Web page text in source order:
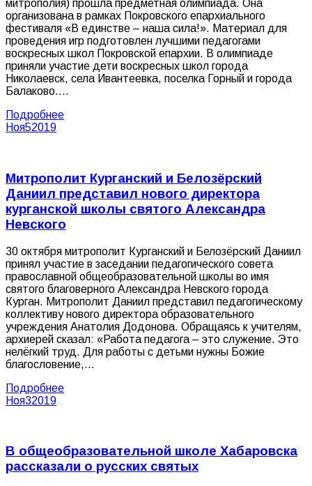
митрополия) прошла предметная олимпиада. Она
организована в рамках Покровского епархиального
фестиваля «В единстве – наша сила!». Материал для
проведения игр подготовлен лучшими педагогами
воскресных школ Покровской епархии. В олимпиаде
приняли участие дети воскресных школ города
Николаевск, села Ивантеевка, поселка Горный и города
Балаково.…
Подробнее
Ноя52019
Митрополит Курганский и Белозёрский
Даниил представил нового директора
курганской школы святого Александра
Невского
30 октября митрополит Курганский и Белозёрский Даниил
принял участие в заседании педагогического совета
православной общеобразовательной школы во имя
святого благоверного Александра Невского города
Курган. Митрополит Даниил представил педагогическому
коллективу нового директора образовательного
учреждения Анатолия Додонова. Обращаясь к учителям,
архиерей сказал: «Работа педагога – это служение. Это
нелёгкий труд. Для работы с детьми нужны Божие
благословение,…
Подробнее
Ноя32019
В общеобразовательной школе Хабаровска
рассказали о русских святых